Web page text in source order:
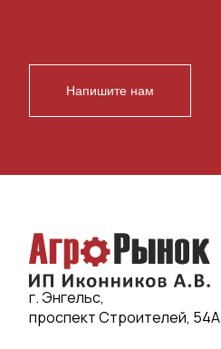
Напишите нам
г. Энгельс,
проспект Строителей, 54А